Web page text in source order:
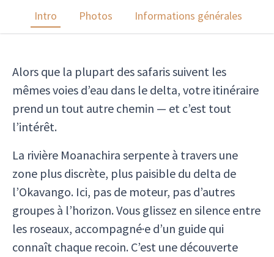
Intro Photos Informations générales
Alors que la plupart des safaris suivent les
mêmes voies d’eau dans le delta, votre itinéraire
prend un tout autre chemin — et c’est tout
l’intérêt.
La rivière Moanachira serpente à travers une
zone plus discrète, plus paisible du delta de
l’Okavango. Ici, pas de moteur, pas d’autres
groupes à l’horizon. Vous glissez en silence entre
les roseaux, accompagné·e d’un guide qui
connaît chaque recoin. C’est une découverte